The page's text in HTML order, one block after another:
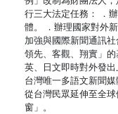
行三大法定任務： ．
體。 ．辦理國家對外
加強與國際新聞通訊
領先、客觀、翔實」的
英、日文即時對外發
台灣唯一多語文新聞
從台灣民眾延伸至全
窗」。